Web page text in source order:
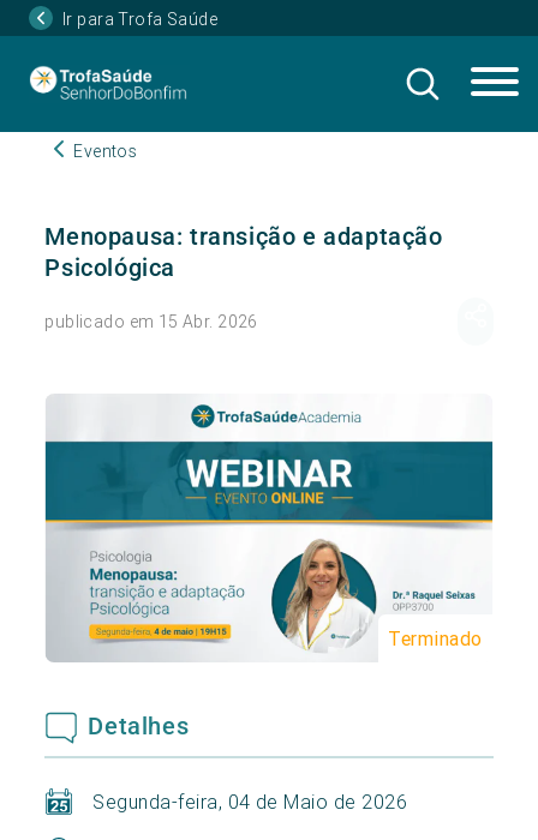
Ir para Trofa Saúde
Eventos
Menopausa: transição e adaptação
Psicológica
publicado em 15 Abr. 2026
Terminado
Detalhes
Segunda-feira, 04 de Maio de 2026